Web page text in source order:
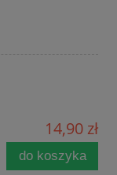
14,90 zł
do koszyka